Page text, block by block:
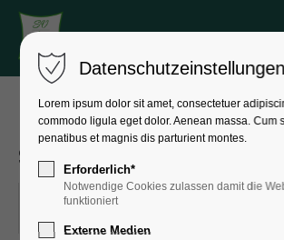
Login
Benutzername
Passwort
Leichtathletik |
Stadtlauf
28.08.2026
Datenschutzeinstellungen
Lorem ipsum dolor sit amet, consectetuer
commodo ligula eget dolor. Aenean massa. Cum
penatibus et magnis dis parturient montes.
Erforderlich*
Notwendige Cookies zulassen damit die
funktioniert
Externe Medien